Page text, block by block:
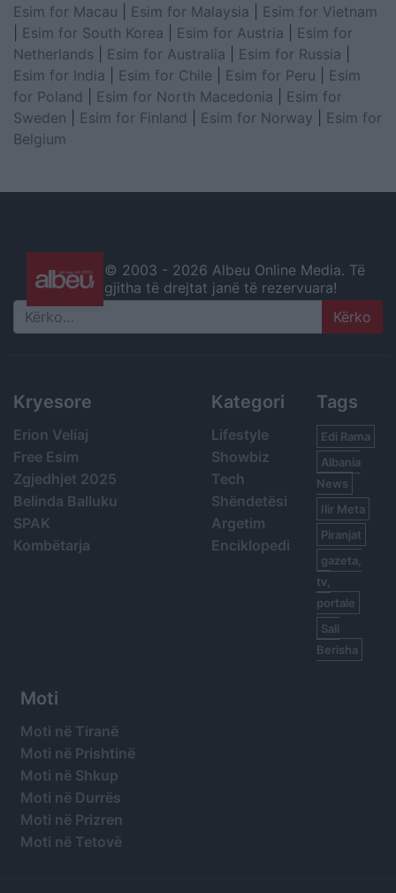
Esim for Macau
Esim for Malaysia
Esim for Vietnam
Esim for South Korea Esim for Austria
Esim for
Netherlands
Esim for Australia Esim for Russia
Esim for India
Esim for Chile Esim for Peru
Esim
for Poland
Esim for North Macedonia
Esim for
Sweden
Esim for Finland Esim for Norway
Esim for
Belgium
© 2003 - 2026 Albeu Online Media. Të
gjitha të drejtat janë të rezervuara!
Search
Kryesore
Erion Veliaj
Free Esim
Zgjedhjet 2025
Belinda Balluku
SPAK
Kombëtarja
Kategori
Lifestyle
Showbiz
Tech
Shëndetësi
Argetim
Enciklopedi
Tags
Edi Rama
Albania
News
Ilir Meta
Piranjat
gazeta,
tv,
portale
Sali
Berisha
Moti
Moti në Tiranë
Moti në Prishtinë
Moti në Shkup
Moti në Durrës
Moti në Prizren
Moti në Tetovë